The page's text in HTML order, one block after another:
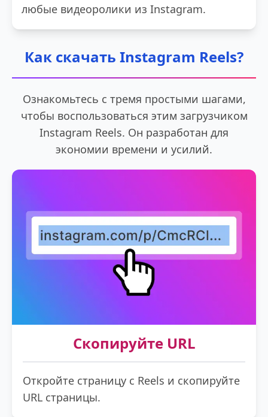
любые видеоролики из Instagram.
Как скачать Instagram Reels?
Ознакомьтесь с тремя простыми шагами,
чтобы воспользоваться этим загрузчиком
Instagram Reels. Он разработан для
экономии времени и усилий.
Скопируйте URL
Откройте страницу с Reels и скопируйте
URL страницы.